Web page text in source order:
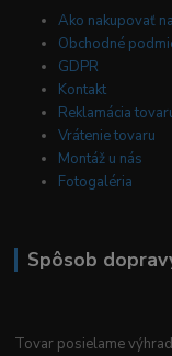
Ako nakupovať
Obchodné
GDPR
Kontakt
Reklamácia
Vrátenie tovaru
Montáž u nás
Fotogaléria
Spôsob
Tovar posielame